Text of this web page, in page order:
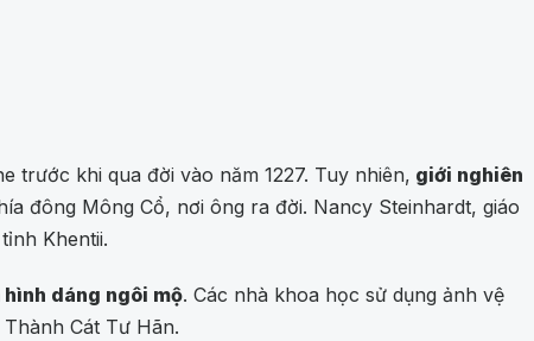
trước khi qua đời vào năm 1227. Tuy nhiên, giới nghiên
đông Mông Cổ, nơi ông ra đời. Nancy Steinhardt, giáo
Khentii.
dáng ngôi mộ. Các nhà khoa học sử dụng ảnh vệ
Cát Tư Hãn.